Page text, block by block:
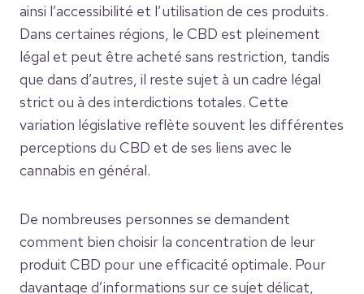
ainsi l’accessibilité et l’utilisation de ces produits.
Dans certaines régions, le CBD est pleinement
légal et peut être acheté sans restriction, tandis
que dans d’autres, il reste sujet à un cadre légal
strict ou à des interdictions totales. Cette
variation législative reflète souvent les différentes
perceptions du CBD et de ses liens avec le
cannabis en général.
De nombreuses personnes se demandent
comment bien choisir la concentration de leur
produit CBD pour une efficacité optimale. Pour
davantage d’informations sur ce sujet délicat,